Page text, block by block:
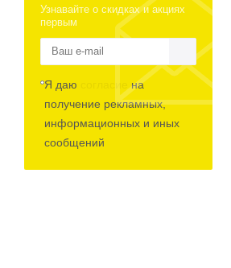
Узнавайте о скидках и акциях
первым
Я даю
на
получение рекламных,
информационных и иных
сообщений